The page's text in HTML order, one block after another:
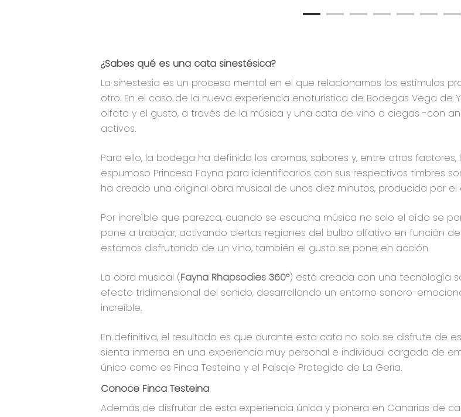
¿Sabes qué es una cata sinestésica?
La sinestesia es un proceso mental en el que relacionamos los estímulos
otro. En el caso de la nueva experiencia enoturística de Bodegas Vega de
olfato y el gusto, a través de la música y una cata de vino a ciegas -con
activos.
Para ello, la bodega ha definido los aromas, sabores y, entre otros
espumoso Princesa Fayna para identificarlos con sus respectivos timbres
ha creado una original obra musical de unos diez minutos, producida por
Por increíble que parezca, cuando se escucha música no solo el oído se
pone a trabajar, activando ciertas regiones del bulbo olfativo en función
estamos disfrutando de un vino, también el gusto se pone en acción.
La obra musical (Fayna Rhapsodies 360º) está creada con una tecnología
efecto tridimensional del sonido, desarrollando un entorno sonoro-
increíble.
En definitiva, el resultado es que durante esta cata no solo se disfrute de
sienta inmersa en una experiencia muy personal e individual cargada de
único como es Finca Testeina y el Paisaje Protegido de La Geria.
Conoce Finca Testeina
Además de disfrutar de esta experiencia única y pionera en Canarias de